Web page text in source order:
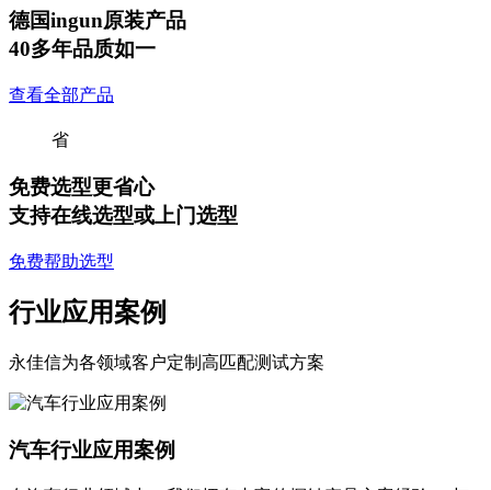
德国ingun原装产品
40多年品质如一
查看全部产品
省
免费选型更省心
支持在线选型或上门选型
免费帮助选型
行业应用案例
永佳信为各领域客户定制高匹配测试方案
汽车行业应用案例